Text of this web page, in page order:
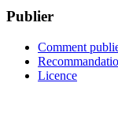
Publier
Comment
Licence